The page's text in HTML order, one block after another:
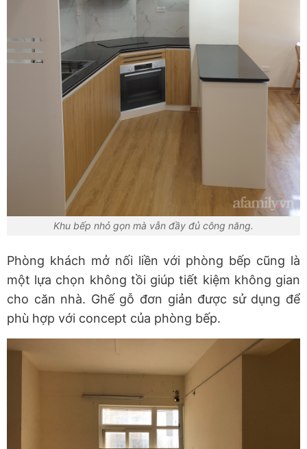
Khu bếp nhỏ gọn mà vẫn đầy đủ công năng.
Phòng khách mở nối liền với phòng bếp cũng là
một lựa chọn không tồi giúp tiết kiệm không gian
cho căn nhà. Ghế gỗ đơn giản được sử dụng để
phù hợp với concept của phòng bếp.